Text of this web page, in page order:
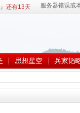
还有13天
思想星空 兵家韬